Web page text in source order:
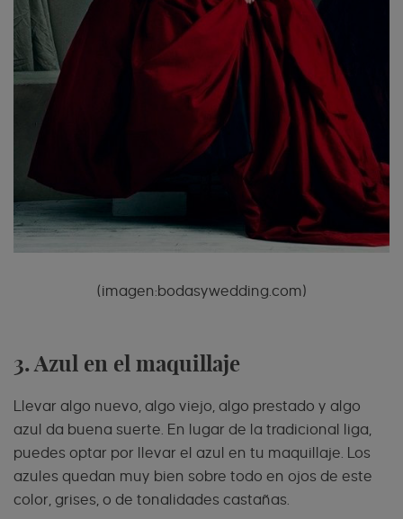
(imagen:bodasywedding.com)
3. Azul en el maquillaje
Llevar algo nuevo, algo viejo, algo prestado y algo
azul da buena suerte. En lugar de la tradicional liga,
puedes optar por llevar el azul en tu maquillaje. Los
azules quedan muy bien sobre todo en ojos de este
color, grises, o de tonalidades castañas.